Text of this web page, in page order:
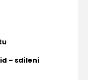
– sdílení